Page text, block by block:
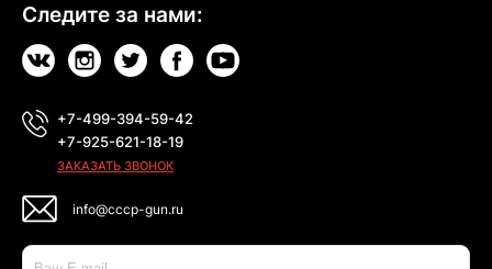
Следите за нами:
+7-499-394-59-42
+7-925-621-18-19
ЗАКАЗАТЬ ЗВОНОК
info@cccp-gun.ru